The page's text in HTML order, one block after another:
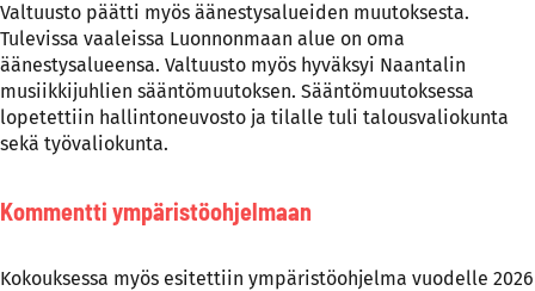
Valtuusto päätti myös äänestysalueiden muutoksesta.
Tulevissa vaaleissa Luonnonmaan alue on oma
äänestysalueensa. Valtuusto myös hyväksyi Naantalin
musiikkijuhlien sääntömuutoksen. Sääntömuutoksessa
lopetettiin hallintoneuvosto ja tilalle tuli talousvaliokunta
sekä työvaliokunta.
Kommentti ympäristöohjelmaan
Kokouksessa myös esitettiin ympäristöohjelma vuodelle 2026